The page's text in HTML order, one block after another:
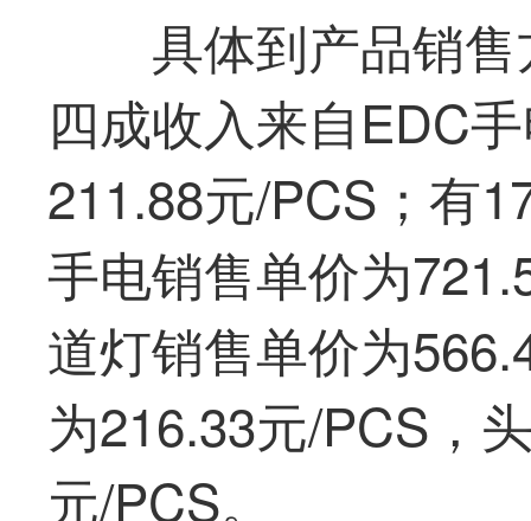
具体到产品销
四成收入来自EDC
211.88元/PCS；有
手电销售单价为
道灯销售单价为
为216.33元/PCS，
元/PCS。